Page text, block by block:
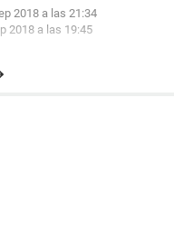
2018 a las 21:34
2018 a las 19:45